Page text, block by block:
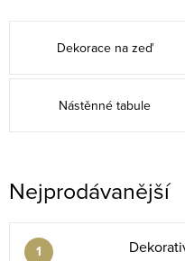
Dekorace na zeď
Nástěnné tabule
Nejprodávanější